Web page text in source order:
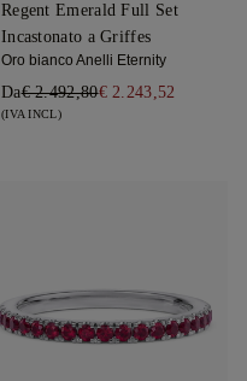
Regent Emerald Full Set
Incastonato a Griffes
Oro bianco Anelli Eternity
Da€ 2.492,80€ 2.243,52
(IVA INCL)